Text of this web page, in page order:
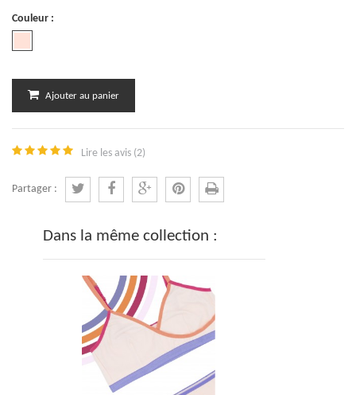
Couleur :
Ajouter au panier
Lire les avis (2)
Partager :
Dans la même collection :